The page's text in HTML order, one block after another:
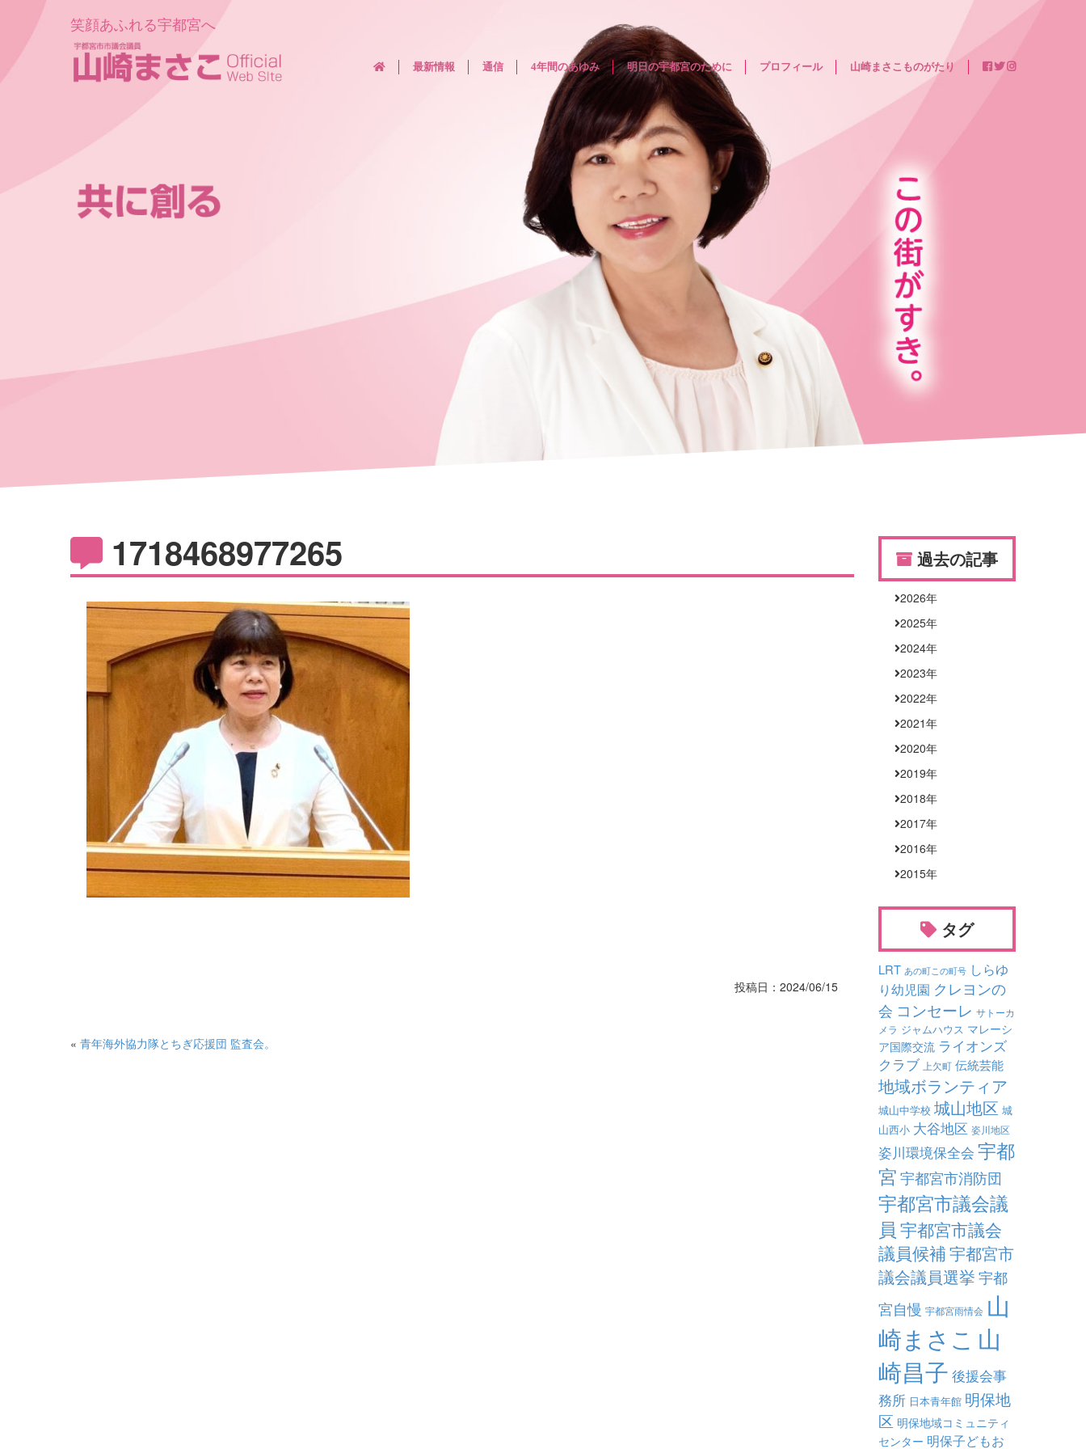
笑顔あふれる宇都宮へ
最新情報 通信 4年間のあゆみ 明日の宇都宮のために プロフィール 山崎まさこものがたり
1718468977265
投稿日：2024/06/15
« 青年海外協力隊とちぎ応援団 監査会。
過去の記事
2026年
2025年
2024年
2023年
2022年
2021年
2020年
2019年
2018年
2017年
2016年
2015年
タグ
LRT あの町この町号 しらゆ
り幼児園 クレヨンの
会 コンセーレ サトーカ
メラ ジャムハウス マレーシ
ア国際交流 ライオンズ
クラブ 上欠町 伝統芸能
地域ボランティア
城山中学校 城山地区 城
山西小 大谷地区 姿川地区
姿川環境保全会 宇都
宮宇都宮市消防団
宇都宮市議会議
員 宇都宮市議会
議員候補宇都宮市
議会議員選挙 宇都
宮自慢 宇都宮雨情会 山
崎まさこ 山
崎昌子 後援会事
務所 日本青年館 明保地
区 明保地域コミュニティ
センター 明保子どもお